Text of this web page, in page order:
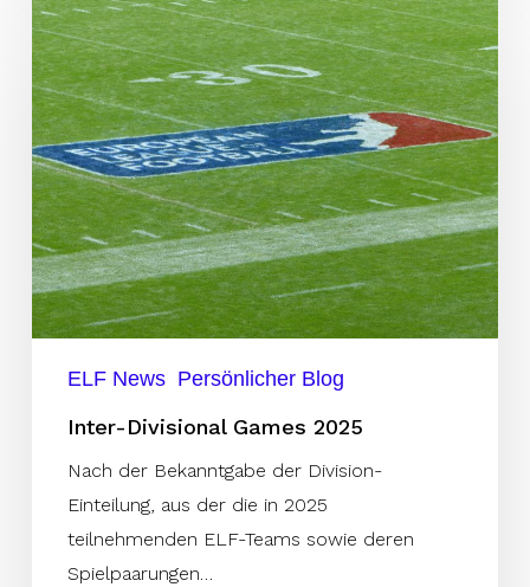
Inter-
Divisional
Games
2025
ELF News Persönlicher Blog
Inter-Divisional Games 2025
Nach der Bekanntgabe der Division-
Einteilung, aus der die in 2025
teilnehmenden ELF-Teams sowie deren
Spielpaarungen…